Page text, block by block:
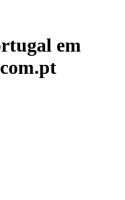
em